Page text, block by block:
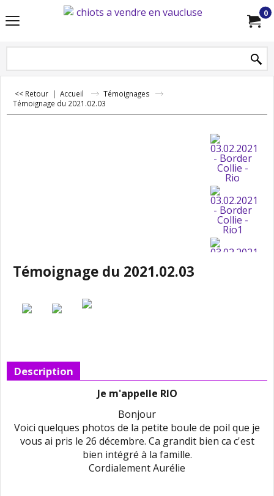
0
<< Retour | Accueil
Témoignages
Témoignage du 2021.02.03
Témoignage du 2021.02.03
Description
Je m'appelle RIO
Bonjour
Voici quelques photos de la petite boule de poil que je
vous ai pris le 26 décembre. Ca grandit bien ca c'est
bien intégré à la famille.
Cordialement Aurélie